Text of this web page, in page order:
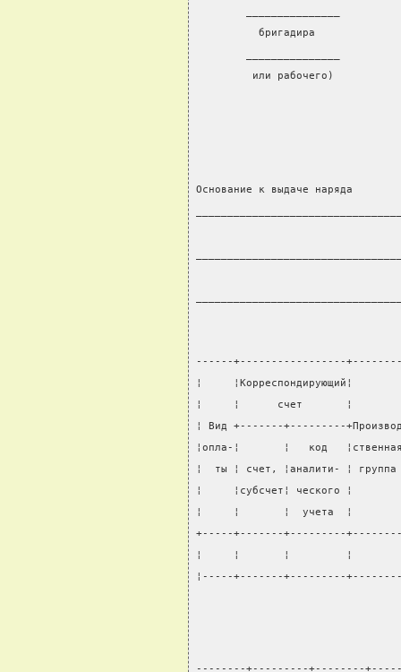
          бригадира
         или рабочего)
Основание к выдаче
------+-----------------
¦
¦     ¦      счет       ¦
¦ Вид +-------+---------
¦опла-¦       ¦   код
¦  ты ¦ счет, ¦аналити- ¦
¦     ¦субсчет¦
¦     ¦       ¦  учета  ¦
+-----+-------+---------
¦     ¦       ¦         ¦
¦-----+-------+---------
--------+---------+--------